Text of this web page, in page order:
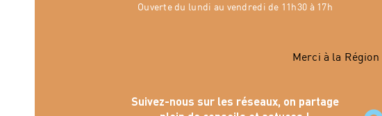
Ouverte du lundi au vendredi de 11h30 à 17h
Merci à la
Suivez-nous sur les réseaux, on partage